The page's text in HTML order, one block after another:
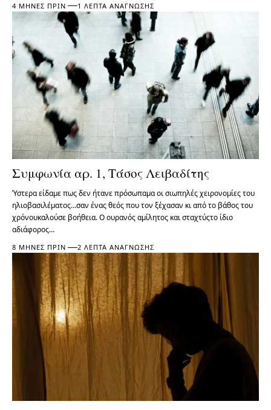
4 ΜΉΝΕΣ ΠΡΙΝ 1 ΛΕΠΤΆ ΑΝΆΓΝΩΣΗΣ
Συμφωνία αρ. 1, Τάσος Λειβαδίτης
Ύστερα είδαμε πως δεν ήτανε πρόσωπαμα οι σιωπηλές χειρονομίες του
ηλιοβασιλέματος…σαν ένας θεός που τον ξέχασαν κι από το βάθος του
χρόνουκαλούσε βοήθεια. O ουρανός αμίλητος και σταχτύςτο ίδιο
αδιάφορος…
8 ΜΉΝΕΣ ΠΡΙΝ 2 ΛΕΠΤΆ ΑΝΆΓΝΩΣΗΣ